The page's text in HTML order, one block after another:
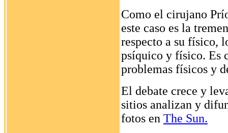
Como el cirujano
este caso es la
respecto a su físico,
psíquico y físico. Es
problemas físicos y
El debate crece y
sitios analizan y
fotos en The Sun.